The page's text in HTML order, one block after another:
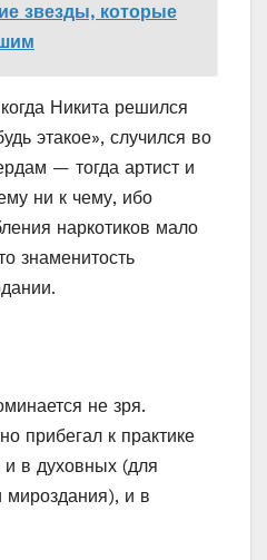
звезды, которые
Никита решился
этакое», случился во
— тогда артист и
ни к чему, ибо
наркотиков мало
знаменитость
не зря.
прибегал к практике
и в духовных (для
мироздания), и в